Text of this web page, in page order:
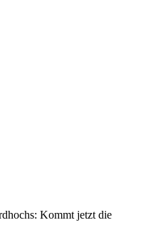
Kommt jetzt die